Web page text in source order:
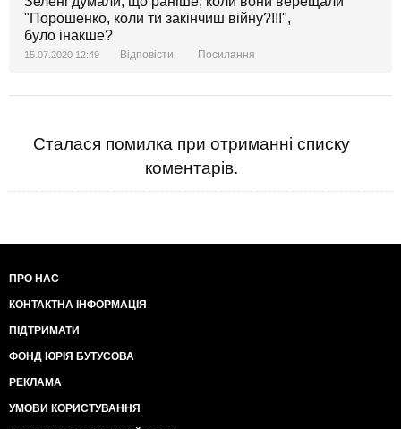
"Порошенко, коли ти закінчиш війну?!!!",
було інакше?
15.07.2020 12:49 Відповісти Посилання
Сталася помилка при отриманні списку
коментарів.
ПРО НАС
КОНТАКТНА ІНФОРМАЦІЯ
ПІДТРИМАТИ
ФОНД ЮРІЯ БУТУСОВА
РЕКЛАМА
УМОВИ КОРИСТУВАННЯ